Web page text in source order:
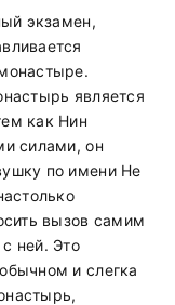
экзамен,
является
как Нин
силами, он
по имени Не
вызов самим
ней. Это
и слегка